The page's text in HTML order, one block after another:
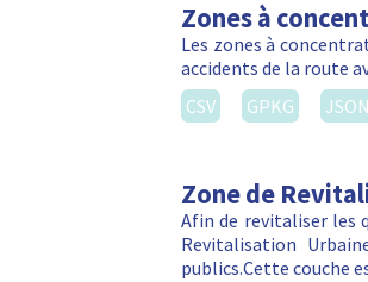
Zones à
Les zones à
accidents de la route
CSV
GPKG JSON
Zone de
Afin de revitaliser les
Revitalisation
publics.Cette couche